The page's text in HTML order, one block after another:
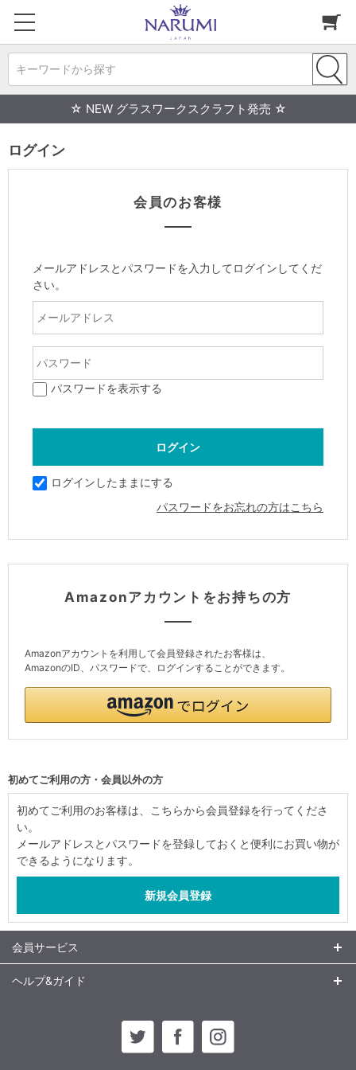
キーワードから探す
☆ NEW グラスワークスクラフト発売 ☆
ログイン
会員のお客様
メールアドレスとパスワードを入力してログインしてくだ
さい。
パスワードを表示する
ログインしたままにする
パスワードをお忘れの方はこちら
Amazonアカウントをお持ちの方
Amazonアカウントを利用して会員登録されたお客様は、
AmazonのID、パスワードで、ログインすることができます。
初めてご利用の方・会員以外の方
初めてご利用のお客様は、こちらから会員登録を行ってくださ
い。
メールアドレスとパスワードを登録しておくと便利にお買い物が
できるようになります。
会員サービス
ヘルプ&ガイド